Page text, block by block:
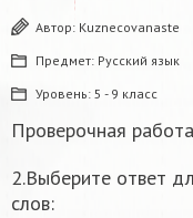
Автор: Kuznecovanaste
Предмет: Русский язык
Уровень: 5 - 9 класс
Проверочная
2.Выберите ответ
слов: